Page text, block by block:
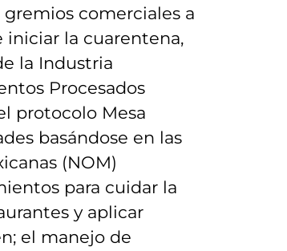
comerciales a
iniciar la cuarentena,
la Industria
Procesados
protocolo Mesa
basándose en las
(NOM)
para cuidar la
y aplicar
el manejo de